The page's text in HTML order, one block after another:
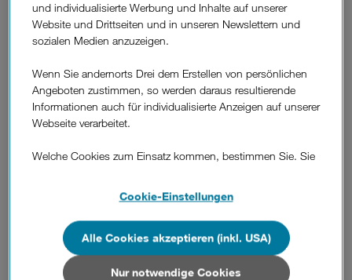
und individualisierte Werbung und Inhalte auf unserer
Website und Drittseiten und in unseren Newslettern und
sozialen Medien anzuzeigen.
Wenn Sie andernorts Drei dem Erstellen von persönlichen
Angeboten zustimmen, so werden daraus resultierende
Informationen auch für individualisierte Anzeigen auf unserer
Webseite verarbeitet.
Welche Cookies zum Einsatz kommen, bestimmen Sie. Sie
Wenn Sie allen Cookies zustimmen, werden auch Cookies
von Drittanbietern verarbeitet, die Ihre Daten in Ländern
außerhalb der europäischen Union (z.B. in den USA)
Cookie-Einstellungen
Nur notwendige Cookies
Alle Cookies akzeptieren (inkl. USA)